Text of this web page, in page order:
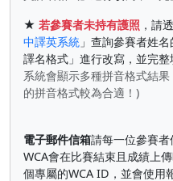
★ 若參賽者未持有護照 ，請
中譯英系統 」查詢參賽者姓
譯名格式」進行改寫，並完整
系統會顯示多種拼音格式結
的拼音格式較為合適！)
電子郵件信箱請每一位參賽
WCA會在比賽結束且成績上
個專屬的WCA ID，並會使用